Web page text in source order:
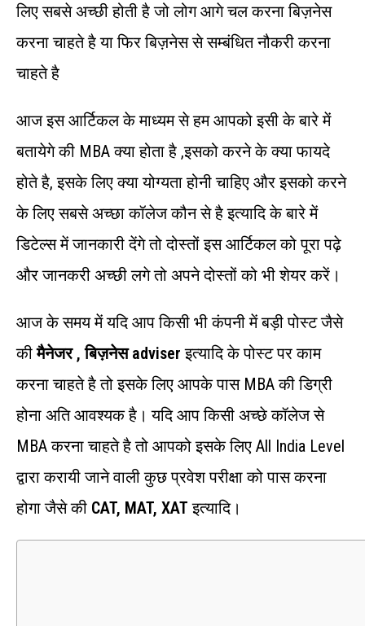
लिए सबसे अच्छी होती है जो लोग आगे चल करना बिज़नेस
करना चाहते है या फिर बिज़नेस से सम्बंधित नौकरी करना
चाहते है
आज इस आर्टिकल के माध्यम से हम आपको इसी के बारे में
बतायेगे की MBA क्या होता है ,इसको करने के क्या फायदे
होते है, इसके लिए क्या योग्यता होनी चाहिए और इसको करने
के लिए सबसे अच्छा कॉलेज कौन से है इत्यादि के बारे में
डिटेल्स में जानकारी देंगे तो दोस्तों इस आर्टिकल को पूरा पढ़े
और जानकरी अच्छी लगे तो अपने दोस्तों को भी शेयर करें।
आज के समय में यदि आप किसी भी कंपनी में बड़ी पोस्ट जैसे
कीमैनेजर , बिज़नेस adviserइत्यादि के पोस्ट पर काम
करना चाहते है तो इसके लिए आपके पास MBA की डिग्री
होना अति आवश्यक है। यदि आप किसी अच्छे कॉलेज से
MBA करना चाहते है तो आपको इसके लिए All India Level
द्वारा करायी जाने वाली कुछ प्रवेश परीक्षा को पास करना
होगा जैसे की CAT, MAT, XAT इत्यादि।